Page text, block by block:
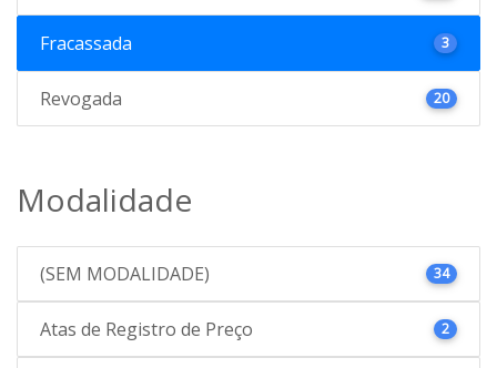
Fracassada 3
Revogada 20
Modalidade
(SEM MODALIDADE) 34
Atas de Registro de Preço 2